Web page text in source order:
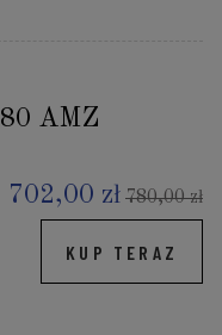
AMZ
702,00 zł 780,00 zł
KUP TERAZ